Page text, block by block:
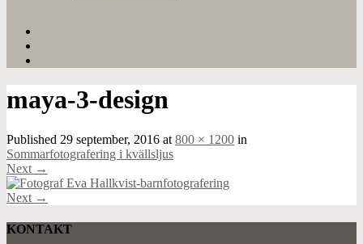
maya-3-design
Published 29 september, 2016 at 800 × 1200 in
Sommarfotografering i kvällsljus
Next →
Next →
KONTAKT